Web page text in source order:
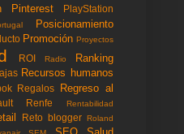
Pinterest
PlayStation
Posicionamiento
Promoción Proyectos
ROI Radio Ranking
Recursos humanos
Regalos
Regreso al
Renfe Rentabilidad
Reto blogger Roland